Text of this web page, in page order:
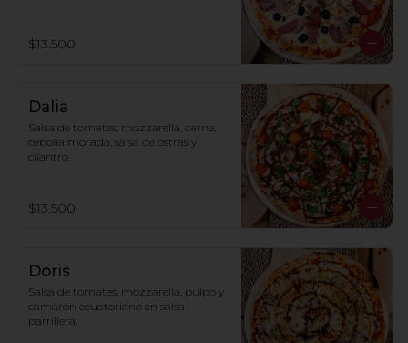
$13.500
Dalia
Salsa de tomates, mozzarella, carne,
cebolla morada, salsa de ostras y
cilantro.
$13.500
Doris
Salsa de tomates, mozzarella, pulpo y
camarón ecuatoriano en salsa
parrillera.